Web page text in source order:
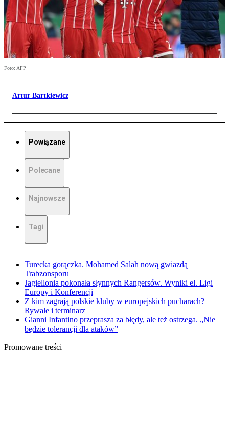
Foto: AFP
Artur Bartkiewicz
Powiązane
Polecane
Najnowsze
Tagi
Turecka gorączka. Mohamed Salah nową gwiazdą
Trabzonsporu
Jagiellonia pokonała słynnych Rangersów. Wyniki el. Ligi
Europy i Konferencji
Z kim zagrają polskie kluby w europejskich pucharach?
Rywale i terminarz
Gianni Infantino przeprasza za błędy, ale też ostrzega. „Nie
będzie tolerancji dla ataków”
Promowane treści